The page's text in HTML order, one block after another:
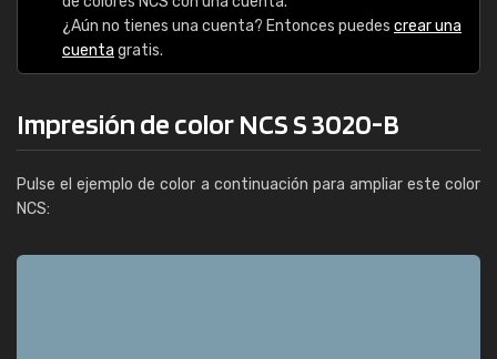
¿Aún no tienes una cuenta? Entonces puedes crear una
cuenta gratis.
Impresión de color NCS S 3020-B
Pulse el ejemplo de color a continuación para ampliar este color
NCS: